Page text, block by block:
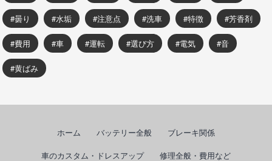
曇り 水垢 注意点 洗車 特徴 芳香剤
費用 車 運転 選び方 電気 音
黄ばみ
ホーム バッテリー全般
ブレーキ関係
車のカスタム・ドレスアップ
修理全般・費用など